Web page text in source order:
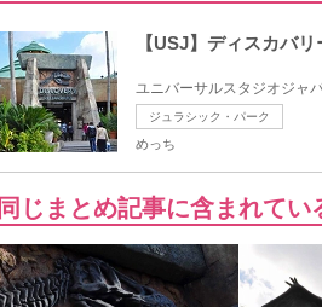
【USJ】ディスカバ
ユニバーサルスタジオジャ
ジュラシック・パーク
めっち
同じまとめ記事に含まれてい